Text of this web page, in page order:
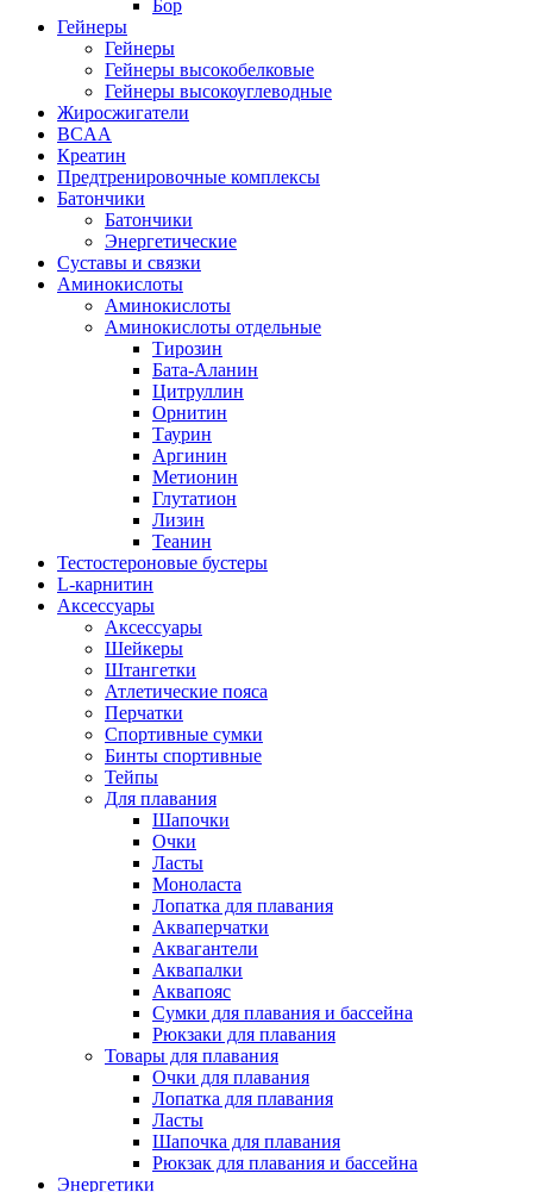
Бор
Гейнеры
Гейнеры
Гейнеры высокобелковые
Гейнеры высокоуглеводные
Жиросжигатели
BCAA
Креатин
Предтренировочные комплексы
Батончики
Батончики
Энергетические
Суставы и связки
Аминокислоты
Аминокислоты
Аминокислоты отдельные
Тирозин
Бата-Аланин
Цитруллин
Орнитин
Таурин
Аргинин
Метионин
Глутатион
Лизин
Теанин
Тестостероновые бустеры
L-карнитин
Аксессуары
Аксессуары
Шейкеры
Штангетки
Атлетические пояса
Перчатки
Спортивные сумки
Бинты спортивные
Тейпы
Для плавания
Шапочки
Очки
Ласты
Моноласта
Лопатка для плавания
Акваперчатки
Аквагантели
Аквапалки
Аквапояс
Сумки для плавания и бассейна
Рюкзаки для плавания
Товары для плавания
Очки для плавания
Лопатка для плавания
Ласты
Шапочка для плавания
Рюкзак для плавания и бассейна
Энергетики